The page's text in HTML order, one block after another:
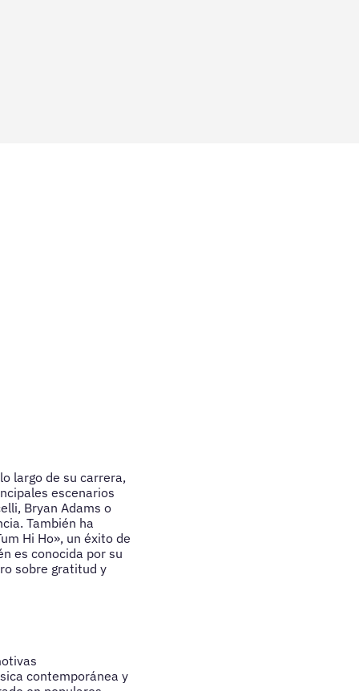
largo de su carrera,
escenarios
Bryan Adams o
También ha
Hi Ho», un éxito de
es conocida por su
sobre gratitud y
contemporánea y